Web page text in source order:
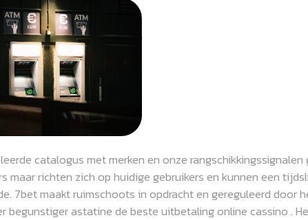
catalogus met merken en onze
maar richten zich op huidige gebruikers en kunnen een
7bet maakt ruimschoots in opdracht en gereguleerd door
begunstiger astatine de beste uitbetaling online cassino .